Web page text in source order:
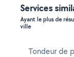
Services
Ayant le plus de
ville
Tondeur de